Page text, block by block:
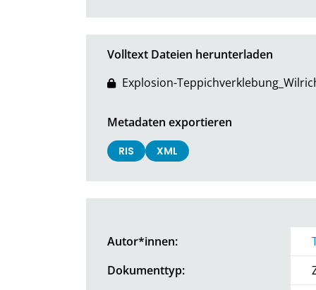
Volltext Dateien herunterladen
Explosion-
Metadaten exportieren
RIS XML
Autor*innen:
Dokumenttyp: